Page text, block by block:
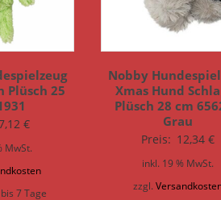
Plüsch 25
€
MwSt.
7 Tage
Nobby
Xmas Hund
Plüsch 28 cm
Grau
Preis: 12,34€
inkl. 19 % MwSt.
zzgl.